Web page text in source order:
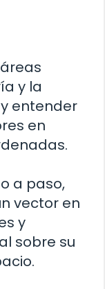
y la
entender
en
a paso,
vector en
y
sobre su